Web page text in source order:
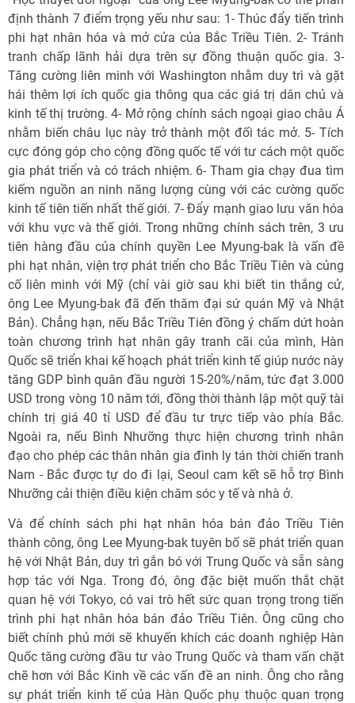
định thành 7 điểm trọng yếu như sau: 1- Thúc đẩy tiến trình
phi hạt nhân hóa và mở cửa của Bắc Triều Tiên. 2- Tránh
tranh chấp lãnh hải dựa trên sự đồng thuận quốc gia. 3-
Tăng cường liên minh với Washington nhằm duy trì và gặt
hái thêm lợi ích quốc gia thông qua các giá trị dân chủ và
kinh tế thị trường. 4- Mở rộng chính sách ngoại giao châu Á
nhằm biến châu lục này trở thành một đối tác mở. 5- Tích
cực đóng góp cho cộng đồng quốc tế với tư cách một quốc
gia phát triển và có trách nhiệm. 6- Tham gia chạy đua tìm
kiếm nguồn an ninh năng lượng cùng với các cường quốc
kinh tế tiên tiến nhất thế giới. 7- Đẩy mạnh giao lưu văn hóa
với khu vực và thế giới. Trong những chính sách trên, 3 ưu
tiên hàng đầu của chính quyền Lee Myung-bak là vấn đề
phi hạt nhân, viện trợ phát triển cho Bắc Triều Tiên và củng
cố liên minh với Mỹ (chỉ vài giờ sau khi biết tin thắng cử,
ông Lee Myung-bak đã đến thăm đại sứ quán Mỹ và Nhật
Bản). Chẳng hạn, nếu Bắc Triều Tiên đồng ý chấm dứt hoàn
toàn chương trình hạt nhân gây tranh cãi của mình, Hàn
Quốc sẽ triển khai kế hoạch phát triển kinh tế giúp nước này
tăng GDP bình quân đầu người 15-20%/năm, tức đạt 3.000
USD trong vòng 10 năm tới, đồng thời thành lập một quỹ tài
chính trị giá 40 tỉ USD để đầu tư trực tiếp vào phía Bắc.
Ngoài ra, nếu Bình Nhưỡng thực hiện chương trình nhân
đạo cho phép các thân nhân gia đình ly tán thời chiến tranh
Nam - Bắc được tự do đi lại, Seoul cam kết sẽ hỗ trợ Bình
Nhưỡng cải thiện điều kiện chăm sóc y tế và nhà ở.
Và để chính sách phi hạt nhân hóa bán đảo Triều Tiên
thành công, ông Lee Myung-bak tuyên bố sẽ phát triển quan
hệ với Nhật Bản, duy trì gắn bó với Trung Quốc và sẵn sàng
hợp tác với Nga. Trong đó, ông đặc biệt muốn thắt chặt
quan hệ với Tokyo, có vai trò hết sức quan trọng trong tiến
trình phi hạt nhân hóa bán đảo Triều Tiên. Ông cũng cho
biết chính phủ mới sẽ khuyến khích các doanh nghiệp Hàn
Quốc tăng cường đầu tư vào Trung Quốc và tham vấn chặt
chẽ hơn với Bắc Kinh về các vấn đề an ninh. Ông cho rằng
sự phát triển kinh tế của Hàn Quốc phụ thuộc quan trọng